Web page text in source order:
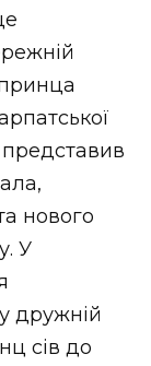
нового
У
дружній
сів до